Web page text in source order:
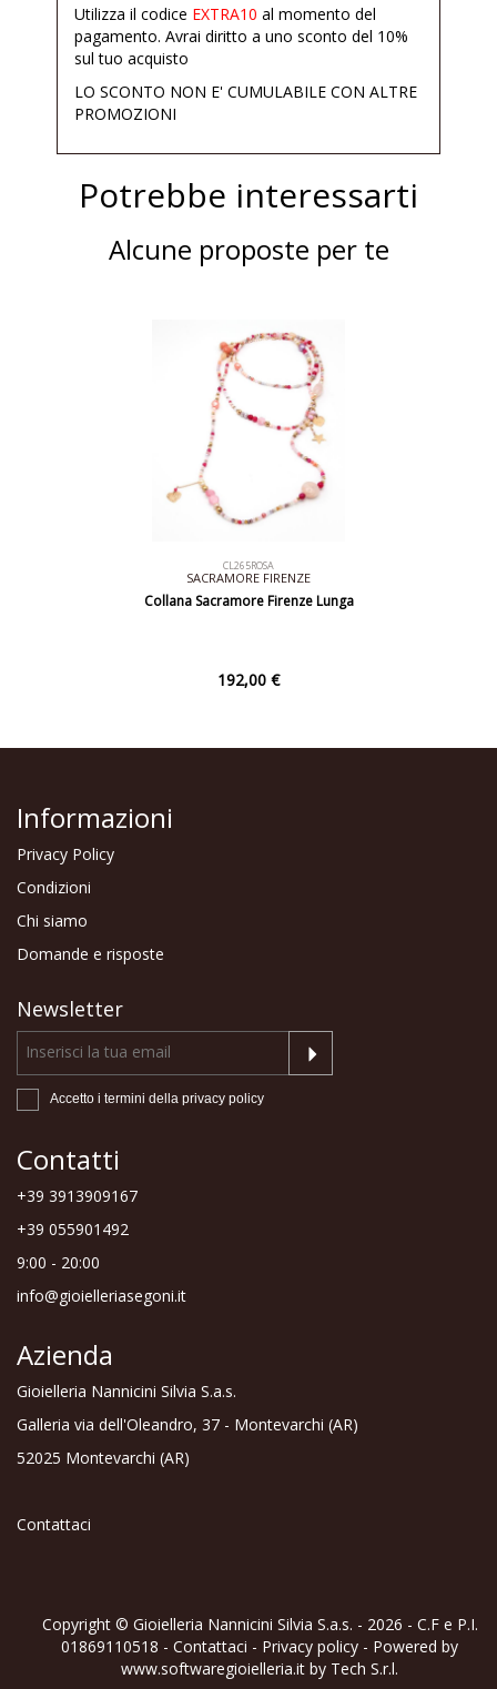
Utilizza il codice EXTRA10 al momento del
pagamento. Avrai diritto a uno sconto del 10%
sul tuo acquisto
LO SCONTO NON E' CUMULABILE CON ALTRE
PROMOZIONI
Potrebbe interessarti
Alcune proposte per te
CL265ROSA
SACRAMORE FIRENZE
Collana Sacramore Firenze Lunga
192,00 €
Informazioni
Privacy Policy
Condizioni
Chi siamo
Domande e risposte
Newsletter
Accetto i termini della privacy policy
Contatti
+39 3913909167
+39 055901492
9:00 - 20:00
info@gioielleriasegoni.it
Azienda
Gioielleria Nannicini Silvia S.a.s.
Galleria via dell'Oleandro, 37 - Montevarchi (AR)
52025 Montevarchi (AR)
Contattaci
Copyright © Gioielleria Nannicini Silvia S.a.s. - 2026 - C.F e P.I.
01869110518 - Contattaci - Privacy policy - Powered by
www.softwaregioielleria.it by Tech S.r.l.